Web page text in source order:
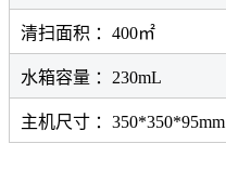
清扫面积 ：400㎡
水箱容量 ：230mL
主机尺寸 ：350*350*95mm